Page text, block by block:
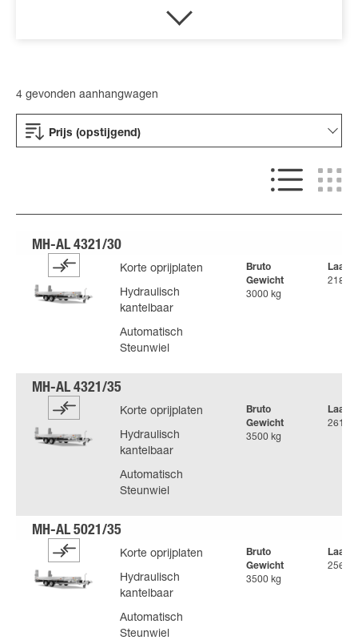
4 gevonden aanhangwagen
Prijs (opstijgend)
Korte oprijplaten
Hydraulisch
kantelbaar
Automatisch
Steunwiel
Bruto
Gewicht
3000 kg
2182
Korte oprijplaten
Hydraulisch
kantelbaar
Automatisch
Steunwiel
Bruto
Gewicht
3500 kg
2617
Korte oprijplaten
Hydraulisch
kantelbaar
Automatisch
Steunwiel
Bruto
Gewicht
3500 kg
2560